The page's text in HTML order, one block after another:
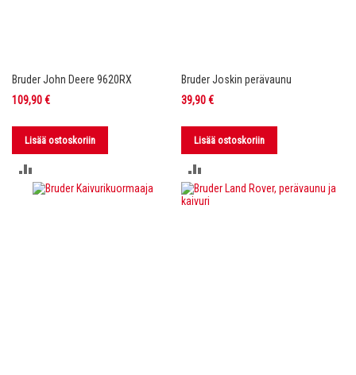
Bruder John Deere 9620RX
109,90 €
Lisää ostoskoriin
VERTAILUUN
Bruder Joskin perävaunu
39,90 €
Lisää ostoskoriin
VERTAILUUN